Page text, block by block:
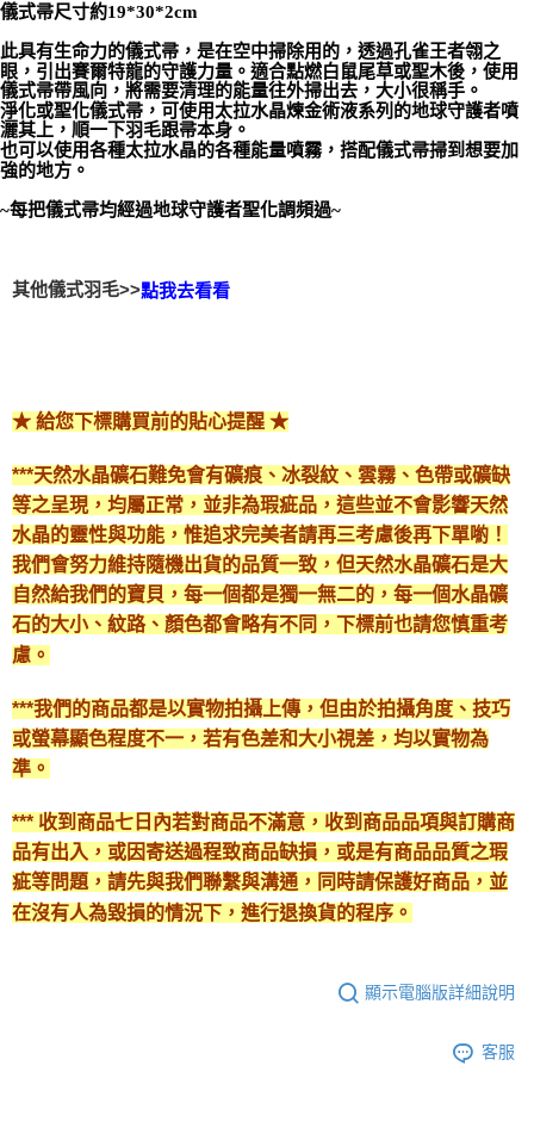
每筆NT$80，滿NT$3,000(含以上)免運費
付款後門市自取
免運費
儀式帚尺寸約19*30*2cm
此具有生命力的儀式帚，是在空中掃除用的，透過孔雀王者翎之
眼，引出賽爾特龍的守護力量。適合點燃白鼠尾草或聖木後，使用
儀式帚帶風向，將需要清理的能量往外掃出去，大小很稱手。
淨化或聖化儀式帚，可使用太拉水晶煉金術液系列的地球守護者噴
灑其上，順一下羽毛跟帚本身。
也可以使用各種太拉水晶的各種能量噴霧，搭配儀式帚掃到想要加
強的地方。
~每把儀式帚均經過地球守護者聖化調頻過~
其他儀式羽毛>>點我去看看
★ 給您下標購買前的貼心提醒 ★
***天然水晶礦石難免會有礦痕、冰裂紋、雲霧、色帶或礦缺
等之呈現，均屬正常，並非為瑕疵品，這些並不會影響天然
水晶的靈性與功能，惟追求完美者請再三考慮後再下單喲！
我們會努力維持隨機出貨的品質一致，但天然水晶礦石是大
自然給我們的寶貝，每一個都是獨一無二的，每一個水晶礦
石的大小、紋路、顏色都會略有不同，下標前也請您慎重考
慮。
***我們的商品都是以實物拍攝上傳，但由於拍攝角度、技巧
或螢幕顯色程度不一，若有色差和大小視差，均以實物為
準。
*** 收到商品七日內若對商品不滿意，收到商品品項與訂購商
品有出入，或因寄送過程致商品缺損，或是有商品品質之瑕
疵等問題，請先與我們聯繫與溝通，同時請保護好商品，並
在沒有人為毀損的情況下，進行退換貨的程序。
顯示電腦版詳細說明
客服